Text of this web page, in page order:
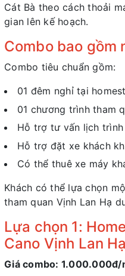
Cát Bà theo cách thoải
gian lên kế hoạch.
Combo bao gồm
Combo tiêu chuẩn gồm:
01 đêm nghỉ tại
01 chương trình tham
Hỗ trợ tư vấn lịch trình
Hỗ trợ đặt xe khách
Có thể thuê xe máy
Khách có thể lựa chọn
tham quan Vịnh Lan Hạ
Lựa chọn 1:
Cano Vịnh Lan Hạ
Giá combo: 1.000.000đ/